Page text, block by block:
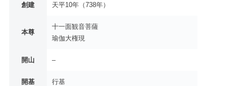
創建 天平10年（738年）
本尊
十一面観音菩薩
瑜伽大権現
開山 –
開基 行基